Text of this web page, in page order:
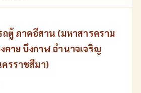
ตู้ ภาคอีสาน (มหาสารคราม
คาย บึงกาฬ อำนาจเจริญ
รราชสีมา)